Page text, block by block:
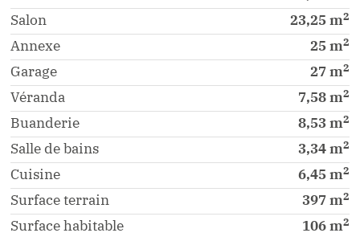
Salon 23,25 m2
Annexe 25 m2
Garage 27 m2
Véranda 7,58 m2
Buanderie 8,53 m2
Salle de bains 3,34 m2
Cuisine 6,45 m2
Surface terrain 397 m2
Surface habitable 106 m2